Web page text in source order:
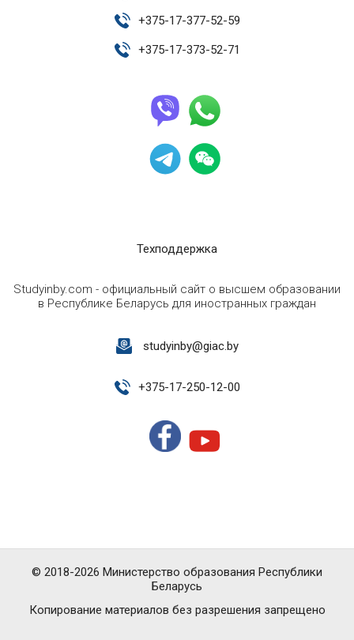
+375-17-377-52-59
+375-17-373-52-71
Техподдержка
Studyinby.com - официальный сайт о высшем образовании
в Республике Беларусь для иностранных граждан
studyinby@giac.by
+375-17-250-12-00
Копирование материалов без разрешения запрещено
© 2018-2026 Министерство образования Республики
Беларусь